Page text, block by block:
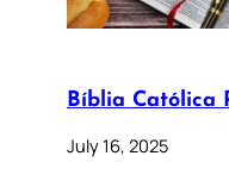
Bíblia Católica
July 16, 2025